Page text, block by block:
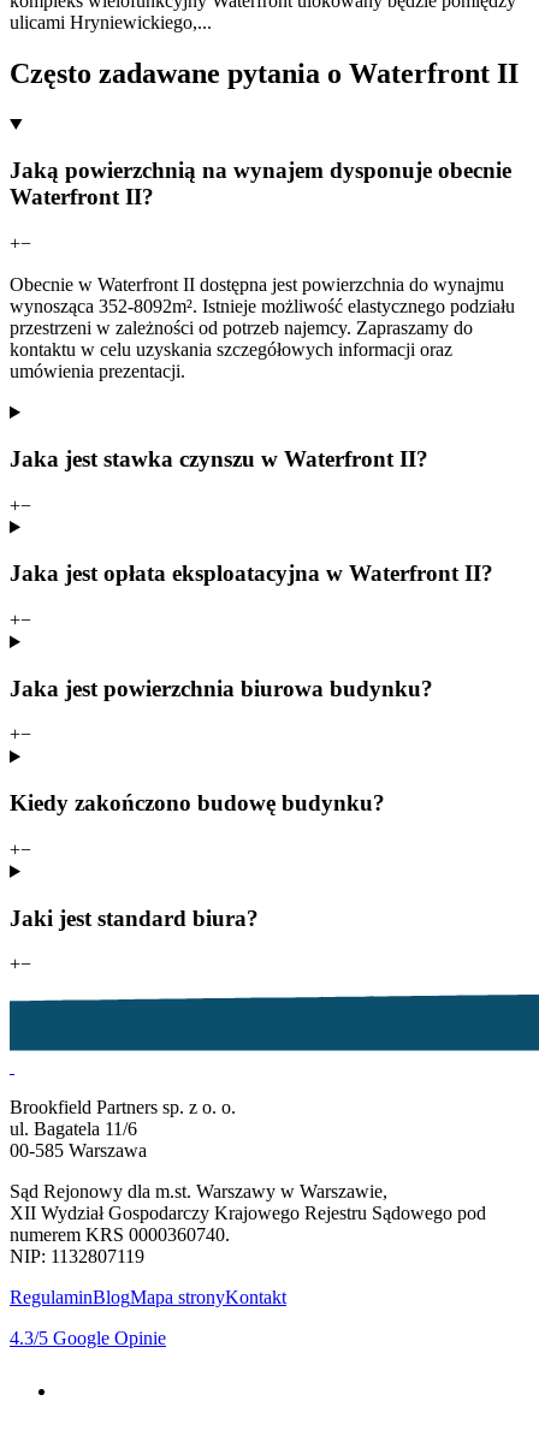
ulicami Hryniewickiego,...
Często zadawane pytania o Waterfront II
Jaką powierzchnią na wynajem dysponuje obecnie
Waterfront II?
+−
Obecnie w Waterfront II dostępna jest powierzchnia do wynajmu
wynosząca 352-8092m². Istnieje możliwość elastycznego podziału
przestrzeni w zależności od potrzeb najemcy. Zapraszamy do
kontaktu w celu uzyskania szczegółowych informacji oraz
umówienia prezentacji.
Jaka jest stawka czynszu w Waterfront II?
+−
Jaka jest opłata eksploatacyjna w Waterfront II?
+−
Jaka jest powierzchnia biurowa budynku?
+−
Kiedy zakończono budowę budynku?
+−
Jaki jest standard biura?
+−
Brookfield Partners sp. z o. o.
ul. Bagatela 11/6
00-585 Warszawa
Sąd Rejonowy dla m.st. Warszawy w Warszawie,
XII Wydział Gospodarczy Krajowego Rejestru Sądowego pod
numerem KRS 0000360740.
NIP: 1132807119
RegulaminBlogMapa stronyKontakt
4.3/5 Google Opinie